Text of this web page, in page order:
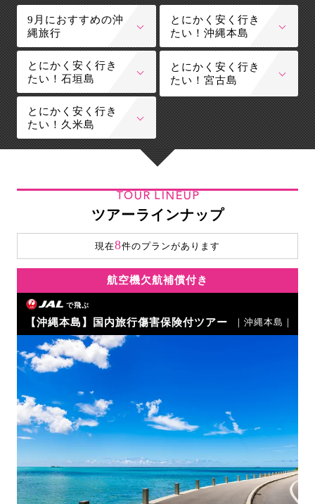
9月におすすめの沖
縄旅行
とにかく安く行き
たい！沖縄本島
とにかく安く行き
たい！石垣島
とにかく安く行き
たい！宮古島
とにかく安く行き
たい！久米島
TOUR LINEUP
ツアーラインナップ
現在8件のプランがあります
航空機欠航補償付き
で飛ぶ
【沖縄本島】国内旅行傷害保険付ツアー ｜沖縄本島｜